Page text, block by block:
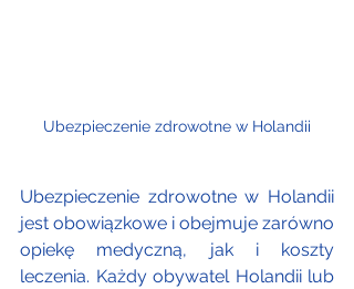
Ubezpieczenie zdrowotne w Holandii
Ubezpieczenie zdrowotne w Holandii
jest obowiązkowe i obejmuje zarówno
opiekę medyczną, jak i koszty
leczenia. Każdy obywatel Holandii lub